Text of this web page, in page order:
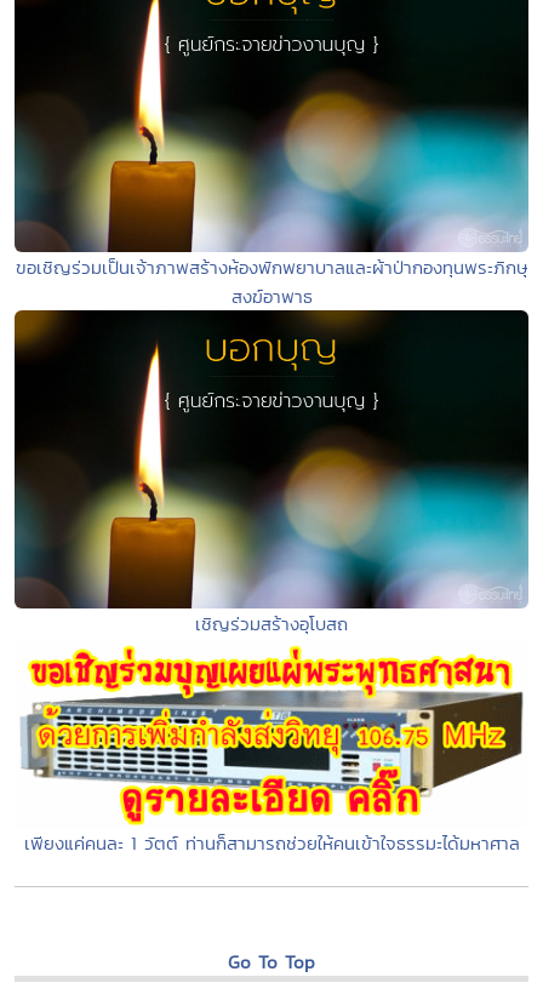
ขอเชิญร่วมเป็นเจ้าภาพสร้างห้องพักพยาบาลและผ้าป่ากองทุนพระภิกษุ
สงฆ์อาพาธ
เชิญร่วมสร้างอุโบสถ
เพียงแค่คนละ 1 วัตต์ ท่านก็สามารถช่วยให้คนเข้าใจธรรมะได้มหาศาล
Go To Top